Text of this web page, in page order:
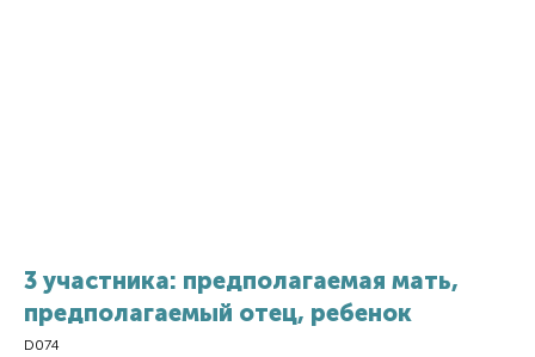
3 участника: предполагаемая мать,
предполагаемый отец, ребенок
D074